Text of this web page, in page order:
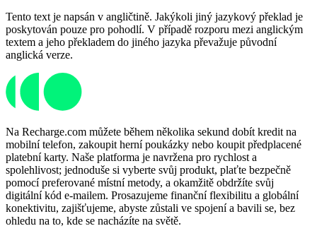
Tento text je napsán v angličtině. Jakýkoli jiný jazykový překlad je
poskytován pouze pro pohodlí. V případě rozporu mezi anglickým
textem a jeho překladem do jiného jazyka převažuje původní
anglická verze.
Na Recharge.com můžete během několika sekund dobít kredit na
mobilní telefon, zakoupit herní poukázky nebo koupit předplacené
platební karty. Naše platforma je navržena pro rychlost a
spolehlivost; jednoduše si vyberte svůj produkt, plaťte bezpečně
pomocí preferované místní metody, a okamžitě obdržíte svůj
digitální kód e-mailem. Prosazujeme finanční flexibilitu a globální
konektivitu, zajišťujeme, abyste zůstali ve spojení a bavili se, bez
ohledu na to, kde se nacházíte na světě.